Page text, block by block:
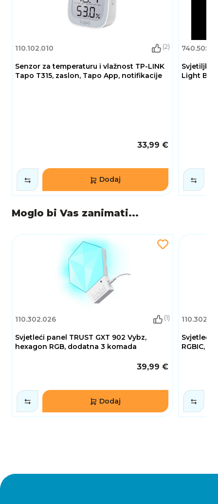
110.102.010 (2)
Senzor za temperaturu i vlažnost TP-LINK
Tapo T315, zaslon, Tapo App, notifikacije
33,99 €
Dodaj
Svjetiljka
Light Bar
Moglo bi Vas zanimati...
110.302.026 (1)
Svjetleći panel TRUST GXT 902 Vybz,
hexagon RGB, dodatna 3 komada
39,99 €
Dodaj
Svjetleći
RGBIC,